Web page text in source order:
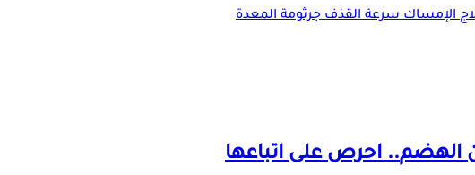
الإمساكسرعة القذفجرثومة المعدة
الهضم.. احرص على اتباعها